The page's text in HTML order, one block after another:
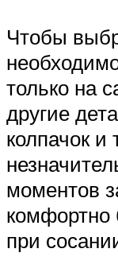
Чтобы
только на
другие
колпачок и
моментов
комфортно
при